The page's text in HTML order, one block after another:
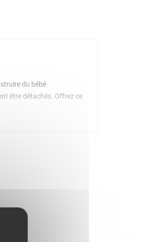
du bébé
être détachés. Offrez ce